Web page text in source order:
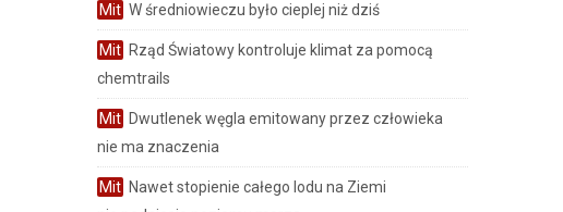
Mit W średniowieczu było cieplej niż dziś
Mit Rząd Światowy kontroluje klimat za pomocą
chemtrails
Mit Dwutlenek węgla emitowany przez człowieka
nie ma znaczenia
Mit Nawet stopienie całego lodu na Ziemi